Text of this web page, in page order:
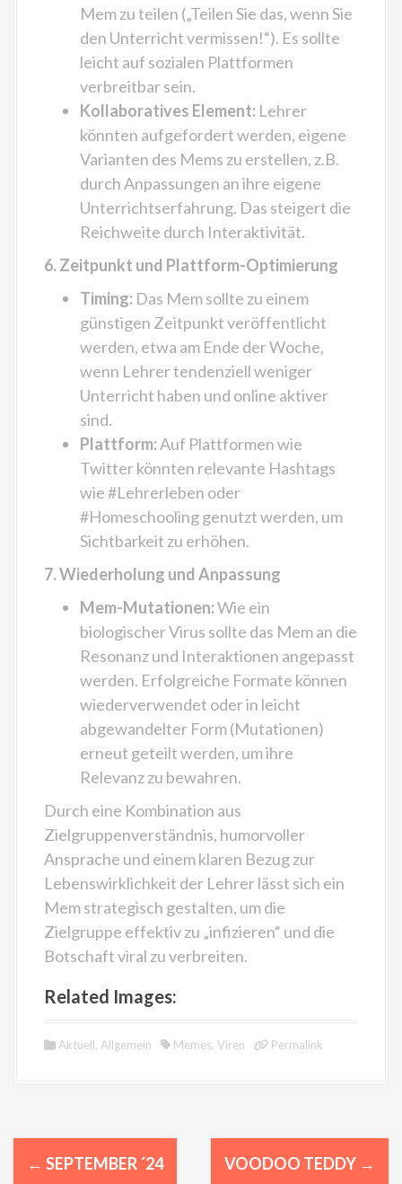
Mem zu teilen („Teilen Sie das, wenn Sie
den Unterricht vermissen!“). Es sollte
leicht auf sozialen Plattformen
verbreitbar sein.
Kollaboratives Element: Lehrer
könnten aufgefordert werden, eigene
Varianten des Mems zu erstellen, z.B.
durch Anpassungen an ihre eigene
Unterrichtserfahrung. Das steigert die
Reichweite durch Interaktivität.
6. Zeitpunkt und Plattform-Optimierung
Timing: Das Mem sollte zu einem
günstigen Zeitpunkt veröffentlicht
werden, etwa am Ende der Woche,
wenn Lehrer tendenziell weniger
Unterricht haben und online aktiver
sind.
Plattform:Auf Plattformen wie
Twitter könnten relevante Hashtags
wie #Lehrerleben oder
#Homeschooling genutzt werden, um
Sichtbarkeit zu erhöhen.
7. Wiederholung und Anpassung
Mem-Mutationen:Wie ein
biologischer Virus sollte das Mem an die
Resonanz und Interaktionen angepasst
werden. Erfolgreiche Formate können
wiederverwendet oder in leicht
abgewandelter Form (Mutationen)
erneut geteilt werden, um ihre
Relevanz zu bewahren.
Durch eine Kombination aus
Zielgruppenverständnis, humorvoller
Ansprache und einem klaren Bezug zur
Lebenswirklichkeit der Lehrer lässt sich ein
Mem strategisch gestalten, um die
Zielgruppe effektiv zu „infizieren“ und die
Botschaft viral zu verbreiten.
Related Images:
Aktuell, Allgemein Memes, Viren Permalink
← SEPTEMBER ´24 VOODOO TEDDY →